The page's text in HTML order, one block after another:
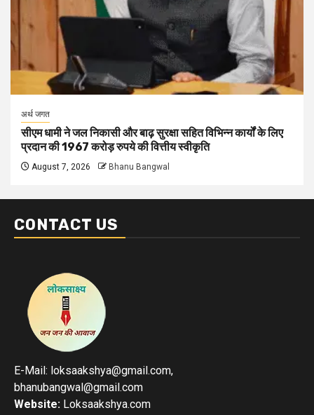
अर्थ जगत
सीएम धामी ने जल निकासी और बाढ़ सुरक्षा सहित विभिन्न कार्यों के लिए
प्रदान की 1967 करोड़ रुपये की वित्तीय स्वीकृति
August 7, 2026 Bhanu Bangwal
CONTACT US
E-Mail: loksaakshya@gmail.com,
bhanubangwal@gmail.com
Website: Loksaakshya.com